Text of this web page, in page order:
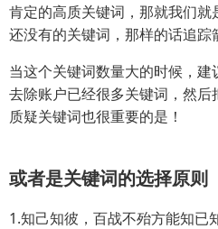
肯定的高质关键词，那就我们
还没有的关键词，那样的话追踪
当这个关键词数量大的时候，
去除账户已经很多关键词，然
质疑关键词也很重要的是！
或者是关键词的选择原则
1.知己知彼，百战不殆方能知已